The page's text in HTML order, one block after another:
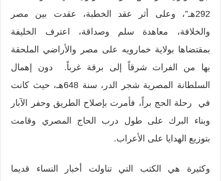
292هـ”، وعلى أثر عقد الخطبة، عقدت بين مصر
والخلافة، معاهدة سلم وصداقة، اعترف الخليفة
بمقتضاها بولاية خمارويه على مصر والأراضي الملحقة
بها من الفرات شرقاً إلى برقة غرباً. دون إهمال
السلطانة المصرية شجر الدر، سنة 648هـ، حيث كانت
في رحلة الحج براً، فأمرت بإصلاح الطريق وحفر الآبار
وبناء البرك على طول درب الحاج المصري وقامت
بتوزيع الهدايا على الأعراب.
وكثيرة هي الكتب التي تناولت أخبار النساء قديما